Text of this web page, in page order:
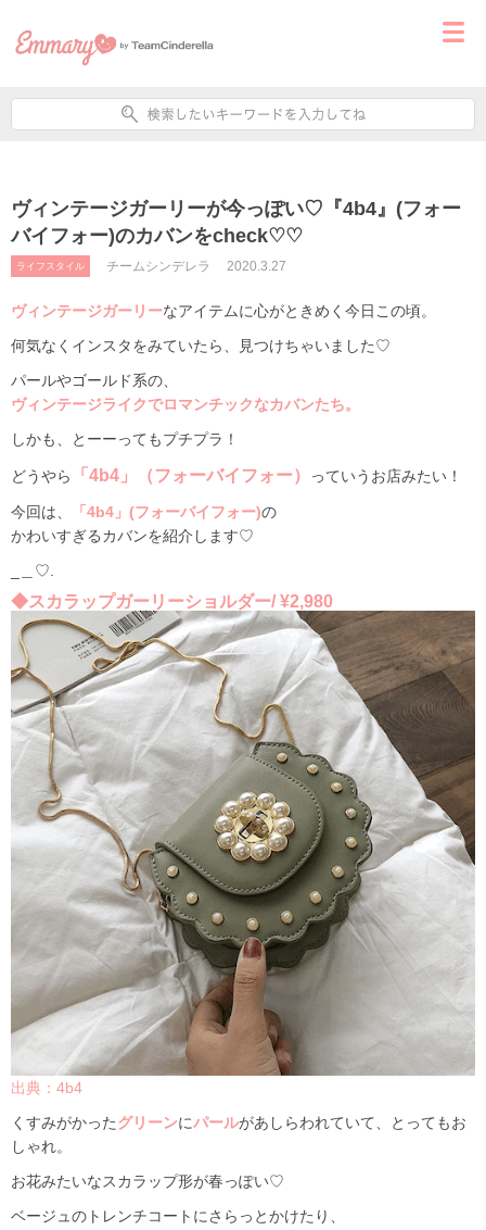
ヴィンテージガーリーが今っぽい♡『4b4』(フォー
バイフォー)のカバンをcheck♡♡
ライフスタイル チームシンデレラ 2020.3.27
ヴィンテージガーリーなアイテムに心がときめく今日この頃。
何気なくインスタをみていたら、見つけちゃいました♡
パールやゴールド系の、
ヴィンテージライクでロマンチックなカバンたち。
しかも、とーーってもプチプラ！
どうやら 「4b4」（フォーバイフォー） っていうお店みたい！
今回は、 「4b4」(フォーバイフォー)の
かわいすぎるカバンを紹介します♡
＿♡.
◆スカラップガーリーショルダー/ ¥2,980
出典：4b4
くすみがかったグリーンにパールがあしらわれていて、とってもお
しゃれ。
お花みたいなスカラップ形が春っぽい♡
ベージュのトレンチコートにさらっとかけたり、